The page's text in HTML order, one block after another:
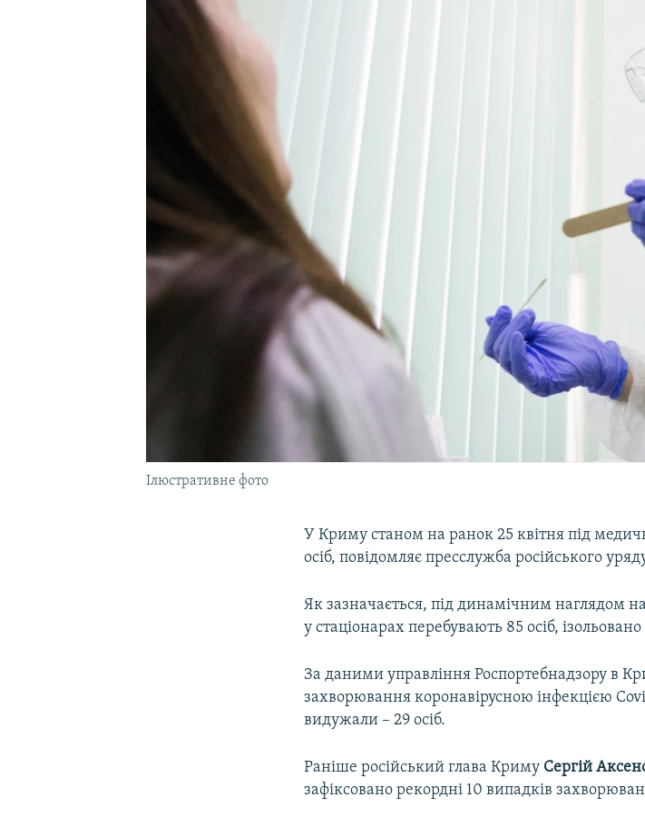
Ілюстративне фото
У Криму станом на ранок 25 квітня під
осіб, повідомляє пресслужба російського
Як зазначається, під динамічним наглядом
у стаціонарах перебувають 85 осіб, ізольовано
За даними управління Роспортебнадзору в
захворювання коронавірусною інфекцією
видужали – 29 осіб.
Раніше російський глава Криму Сергій
зафіксовано рекордні 10 випадків